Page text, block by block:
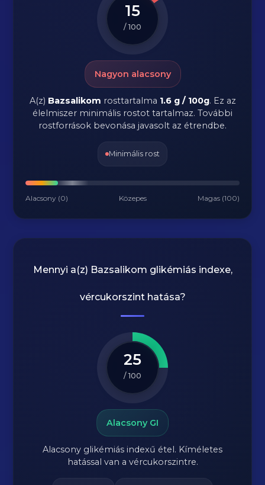
15
/ 100
Nagyon alacsony
A(z) Bazsalikom rosttartalma 1.6 g / 100g. Ez az
élelmiszer minimális rostot tartalmaz. További
rostforrások bevonása javasolt az étrendbe.
Minimális rost
Alacsony (0) Közepes Magas (100)
Mennyi a(z) Bazsalikom glikémiás indexe,
vércukorszint hatása?
25
/ 100
Alacsony GI
Alacsony glikémiás indexű étel. Kíméletes
hatással van a vércukorszintre.